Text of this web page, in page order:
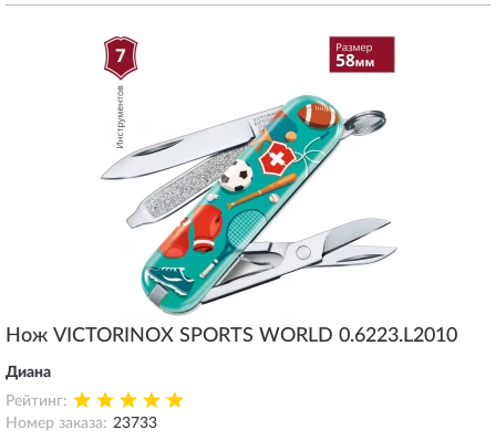
Нож VICTORINOX SPORTS WORLD 0.6223.L2010
Диана
Рейтинг:
Номер заказа: 23733